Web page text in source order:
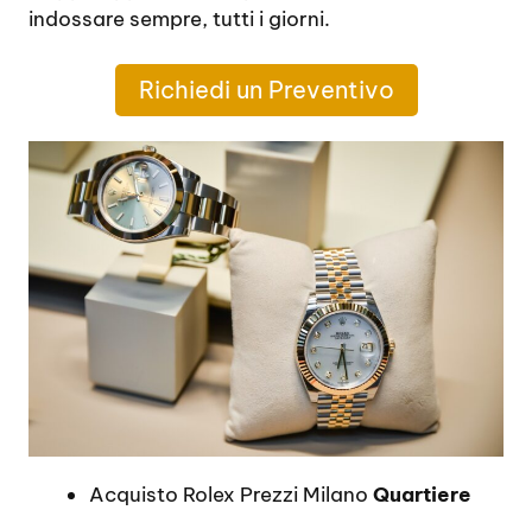
indossare sempre, tutti i giorni.
Richiedi un Preventivo
Acquisto Rolex Prezzi Milano Quartiere